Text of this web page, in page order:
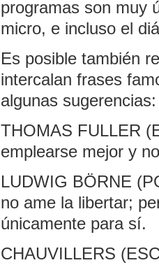
programas son muy
micro, e incluso el
Es posible también
intercalan frases
algunas sugerencias:
THOMAS FULLER
emplearse mejor y
LUDWIG BÖRNE
no ame la libertar;
únicamente para sí.
CHAUVILLERS